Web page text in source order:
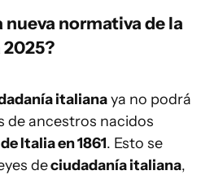
nueva normativa de la
italianaya no podrá
de ancestros nacidos
Italia en 1861. Esto se
deciudadanía italiana,